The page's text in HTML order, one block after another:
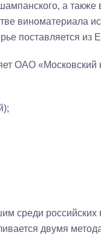
а
виноматериала
поставляется
ОАО
среди российских
двумя